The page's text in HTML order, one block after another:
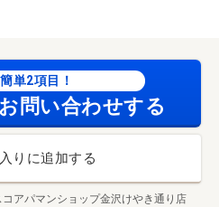
宮町店（コンビニ）まで９３
その他）まで９６０ｍ/賃貸戸
単2項目！
問い合わせする
りに追加する
コアパマンショップ金沢けやき通り店